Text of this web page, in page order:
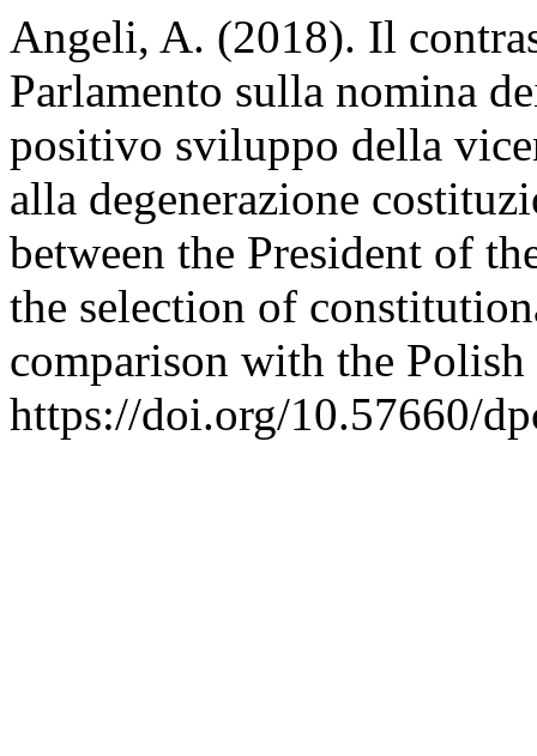
Angeli, A. (2018). Il
Parlamento sulla nomina
positivo sviluppo della
alla degenerazione
between the President of
the selection of
comparison with the Polish
https://doi.org/10.57660/